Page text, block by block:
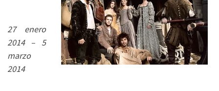
27 enero
2014 – 5
marzo
2014